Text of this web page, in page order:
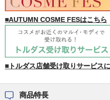
■AUTUMN COSME FESはこちら
■トルダス店舗受け取りサービス
商品特長